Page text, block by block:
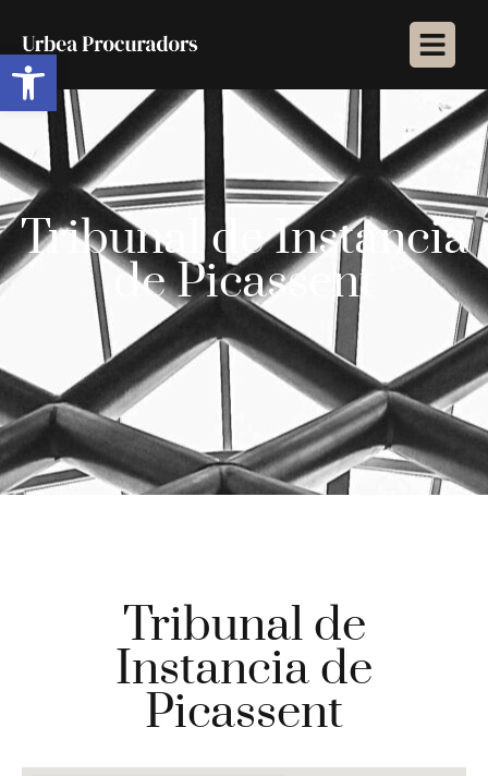
Abrir barra de herramientas
Tribunal de Instancia
de Picassent
Tribunal de
Instancia de
Picassent